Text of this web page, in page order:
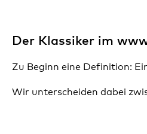
Der Klassiker im
Zu Beginn eine Definition:
Wir unterscheiden dabei